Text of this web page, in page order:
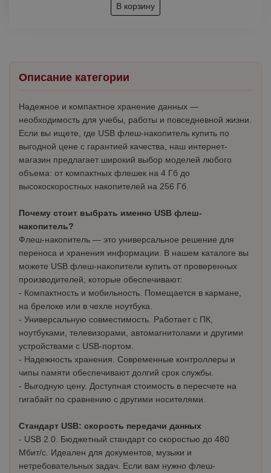
В корзину
Описание категории
Надежное и компактное хранение данных —
необходимость для учебы, работы и повседневной жизни.
Если вы ищете, где USB флеш-накопитель купить по
выгодной цене с гарантией качества, наш интернет-
магазин предлагает широкий выбор моделей любого
объема: от компактных флешек на 4 Гб до
высокоскоростных накопителей на 256 Гб.
Почему стоит выбрать именно USB флеш-
накопитель?
Флеш-накопитель — это универсальное решение для
переноса и хранения информации. В нашем каталоге вы
можете USB флеш-накопители купить от проверенных
производителей, которые обеспечивают:
- Компактность и мобильность. Помещается в кармане,
на брелоке или в чехле ноутбука.
- Универсальную совместимость. Работает с ПК,
ноутбуками, телевизорами, автомагнитолами и другими
устройствами с USB-портом.
- Надежность хранения. Современные контроллеры и
чипы памяти обеспечивают долгий срок службы.
- Выгодную цену. Доступная стоимость в пересчете на
гигабайт по сравнению с другими носителями.
Стандарт USB: скорость передачи данных
- USB 2.0. Бюджетный стандарт со скоростью до 480
Мбит/с. Идеален для документов, музыки и
нетребовательных задач. Если вам нужно флеш-